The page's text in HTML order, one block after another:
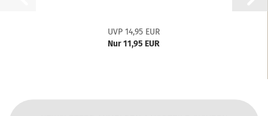
UVP 14,95 EUR
Nur 11,95 EUR